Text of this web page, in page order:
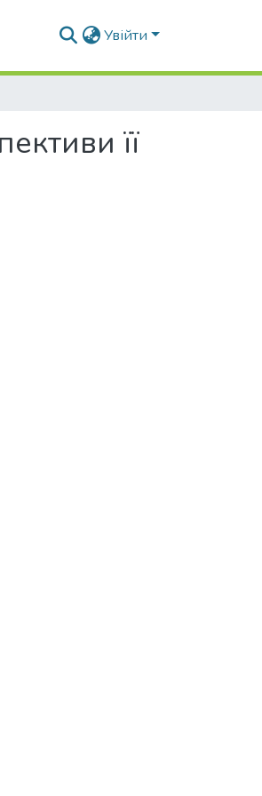
Увійти
її